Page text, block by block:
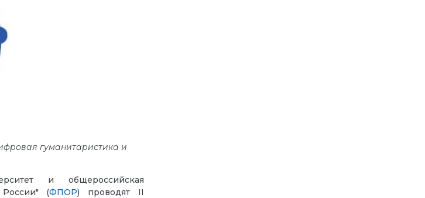
гуманитаристика и
и общероссийская
России" (ФПОР) проводят II